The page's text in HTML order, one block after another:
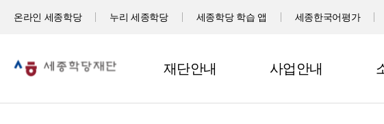
온라인 세종학당 누리 세종학당 세종학당 학습 앱 세종한국어평가
재단안내 사업안내